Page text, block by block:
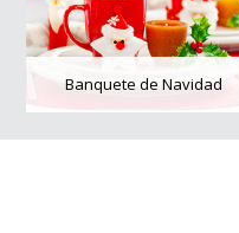
Banquete de Navidad